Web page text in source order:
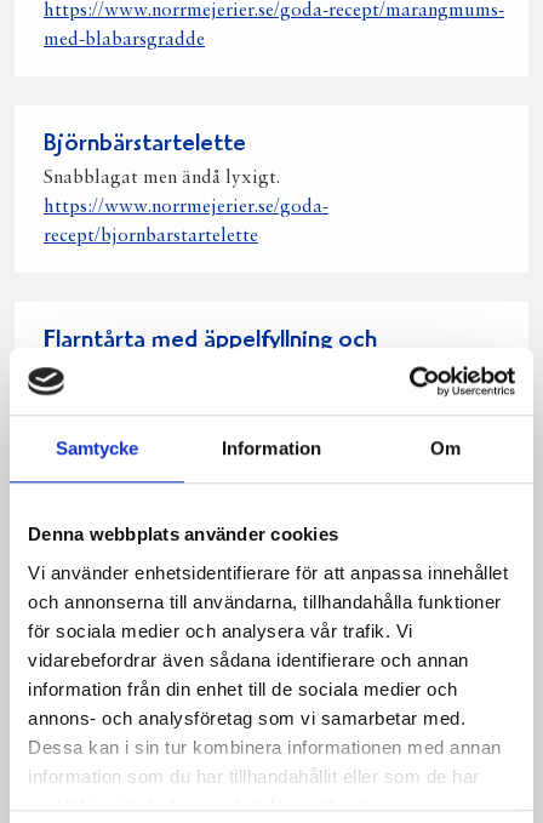
Samtycke Information Om
Denna webbplats använder cookies
Vi använder enhetsidentifierare för att anpassa innehållet
och annonserna till användarna, tillhandahålla funktioner
för sociala medier och analysera vår trafik. Vi
vidarebefordrar även sådana identifierare och annan
information från din enhet till de sociala medier och
annons- och analysföretag som vi samarbetar med.
Dessa kan i sin tur kombinera informationen med annan
information som du har tillhandahållit eller som de har
samlat in när du har använt deras tjänster.
https://www.norrmejerier.se/goda-recept/marangmums-
med-blabarsgradde
Björnbärstartelette
Snabblagat men ändå lyxigt.
https://www.norrmejerier.se/goda-
recept/bjornbarstartelette
Flarntårta med äppelfyllning och
kanelgrädde
https://www.norrmejerier.se/goda-recept/flarntarta-
med-appelfyllning-och-kanelgradde
Fruktflarn med vaniljvisp
Det är enkelt att göra fina fruktflarn med smördeg. Det
blir vackert att blanda flera sorters bär.
https://www.norrmejerier.se/goda-recept/fruktflarn-
med-vaniljvisp
Midsommartårta